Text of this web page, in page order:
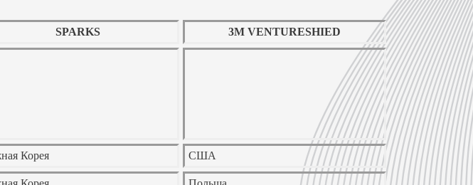
SPARKS 3M VENTURESHIED
Корея США